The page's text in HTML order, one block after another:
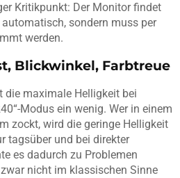
Kritikpunkt: Der Monitor findet
sondern muss per
werden.
Blickwinkel, Farbtreue
die maximale Helligkeit bei
Modus ein wenig. Wer in einem
zockt, wird die geringe Helligkeit
tagsüber und bei direkter
es dadurch zu Problemen
nicht im klassischen Sinne